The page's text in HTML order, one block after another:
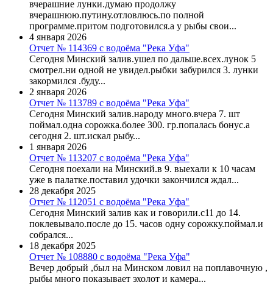
вчерашние лунки.думаю продолжу
вчерашнюю.путину.отловлюсь.по полной
программе.притом подготовился.а у рыбы свои...
4 января 2026
Отчет № 114369 с водоёма "Река Уфа"
Сегодня Минский залив.ушел по дальше.всех.лунок 5
смотрел.ни одной не увидел.рыбки забурился 3. лунки
закормился .буду...
2 января 2026
Отчет № 113789 с водоёма "Река Уфа"
Сегодня Минский залив.народу много.вчера 7. шт
поймал.одна сорожка.более 300. гр.попалась бонус.а
сегодня 2. шт.искал рыбу...
1 января 2026
Отчет № 113207 с водоёма "Река Уфа"
Сегодня поехали на Минский.в 9. выехали к 10 часам
уже в палатке.поставил удочки закончился ждал...
28 декабря 2025
Отчет № 112051 с водоёма "Река Уфа"
Сегодня Минский залив как и говорили.с11 до 14.
поклевывало.после до 15. часов одну сорожку.поймал.и
собрался...
18 декабря 2025
Отчет № 108880 с водоёма "Река Уфа"
Вечер добрый ,был на Минском ловил на поплавочную ,
рыбы много показывает эхолот и камера...